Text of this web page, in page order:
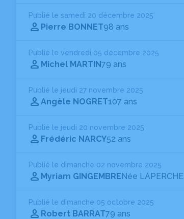
Publié le samedi 20 décembre 2025
Pierre BONNET98 ans
Publié le vendredi 05 décembre 2025
Michel MARTIN79 ans
Publié le jeudi 27 novembre 2025
Angèle NOGRET107 ans
Publié le jeudi 20 novembre 2025
Frédéric NARCY52 ans
Publié le dimanche 02 novembre 2025
Myriam GINGEMBRENée LAPERCHE
Publié le dimanche 05 octobre 2025
Robert BARRAT79 ans